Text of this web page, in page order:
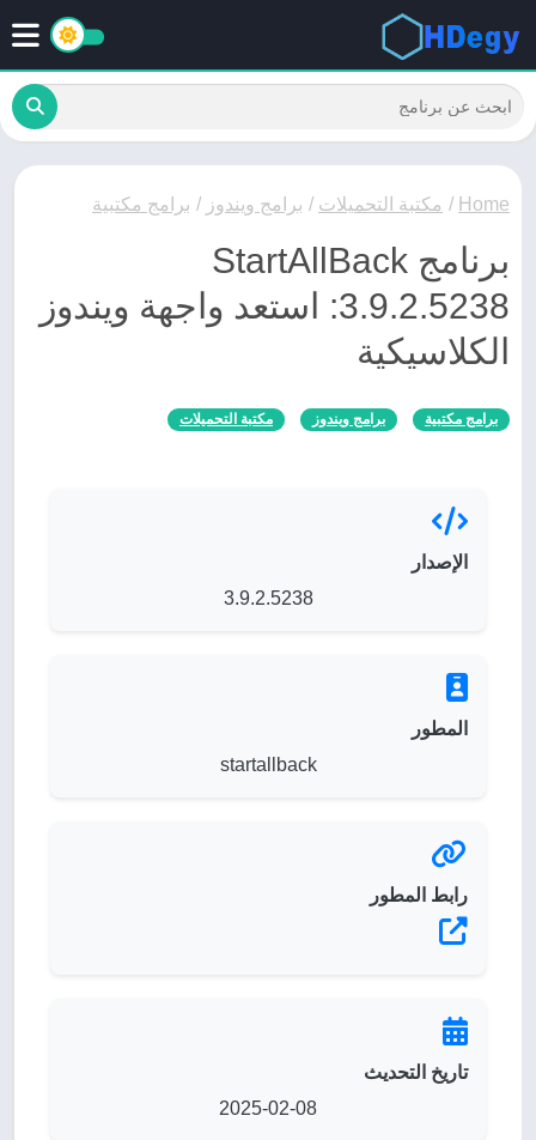
Home
/ مكتبة التحميلات / برامج ويندوز / برامج مكتبية
برنامج StartAllBack
3.9.2.5238: استعد واجهة ويندوز
الكلاسيكية
برامج مكتبية برامج ويندوز مكتبة التحميلات
الإصدار
3.9.2.5238
المطور
startallback
رابط المطور
تاريخ التحديث
2025-02-08